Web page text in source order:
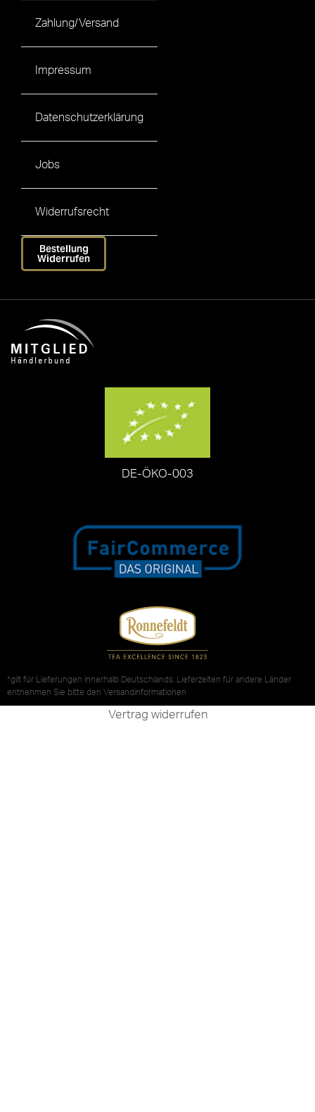
Zahlung/Versand
Impressum
Datenschutzerklärung
Jobs
Widerrufsrecht
Bestellung
Widerrufen
DE-ÖKO-003
*gilt für Lieferungen innerhalb Deutschlands, Lieferzeiten für andere Länder
entnehmen Sie bitte den Versandinformationen
Vertrag widerrufen